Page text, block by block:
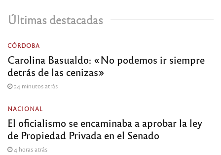
Últimas destacadas
CÓRDOBA
Carolina Basualdo: «No podemos ir siempre
detrás de las cenizas»
24 minutos atrás
NACIONAL
El oficialismo se encaminaba a aprobar la ley
de Propiedad Privada en el Senado
4 horas atrás